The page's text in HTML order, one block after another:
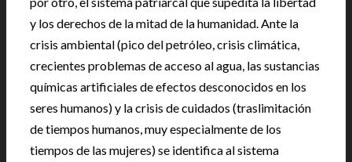
y los derechos de la mitad de la humanidad. Ante la
crisis ambiental (pico del petróleo, crisis climática,
crecientes problemas de acceso al agua, las sustancias
químicas artificiales de efectos desconocidos en los
seres humanos) y la crisis de cuidados (traslimitación
de tiempos humanos, muy especialmente de los
tiempos de las mujeres) se identifica al sistema